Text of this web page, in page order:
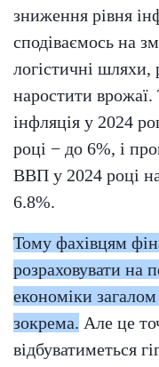
зниження рівня
сподіваємось на
логістичні
наростити
інфляція у 2024
році − до 6%, і
ВВП у 2024 році
6.8%.
Тому фахівцям
розраховувати на
економіки
зокрема. Але це
відбуватиметься